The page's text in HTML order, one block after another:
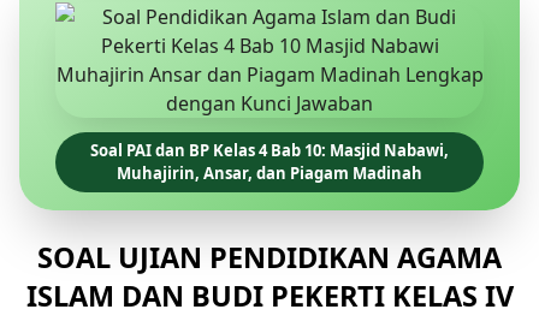
Soal PAI dan BP Kelas 4 Bab 10: Masjid Nabawi,
Muhajirin, Ansar, dan Piagam Madinah
SOAL UJIAN PENDIDIKAN AGAMA
ISLAM DAN BUDI PEKERTI KELAS IV